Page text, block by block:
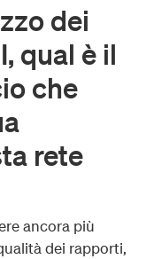
dei
qual è il
che
rete
ancora più
dei rapporti,